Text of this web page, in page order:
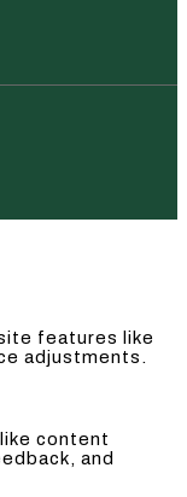
features like
adjustments.
content
and